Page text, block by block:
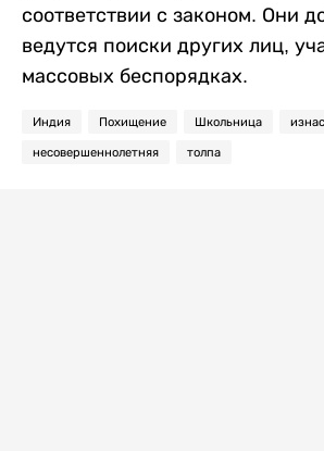
соответствии с законом. Они
ведутся поиски других лиц,
массовых беспорядках.
Индия Похищение Школьница
несовершеннолетняя толпа